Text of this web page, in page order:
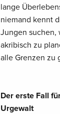
lange
niemand kennt
Jungen suchen,
akribisch zu
alle Grenzen zu
Der erste Fall
Urgewalt